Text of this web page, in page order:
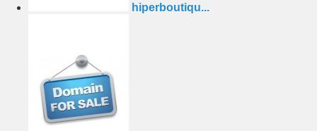
hiperboutiqu...